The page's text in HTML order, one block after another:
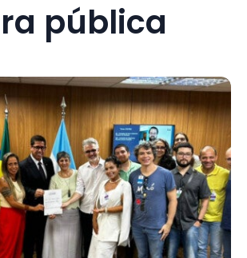
pública